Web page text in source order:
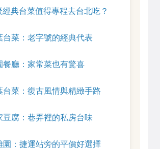
經典台菜值得專程去台北吃？
台菜：老字號的經典代表
餐廳：家常菜也有驚喜
台菜：復古風情與精緻手路
豆腐：巷弄裡的私房台味
園：捷運站旁的平價好選擇